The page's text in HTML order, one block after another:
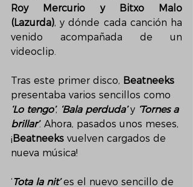
Roy Mercurio y Bitxo Malo
(Lazurda), y dónde cada canción ha
venido acompañada de un
videoclip.
Tras este primer disco, Beatneeks
presentaba varios sencillos como
‘Lo tengo’, ‘Bala perduda’ y ‘Tornes a
brillar’. Ahora, pasados unos meses,
¡Beatneeks vuelven cargados de
nueva música!
‘Tota la nit’ es el nuevo sencillo de